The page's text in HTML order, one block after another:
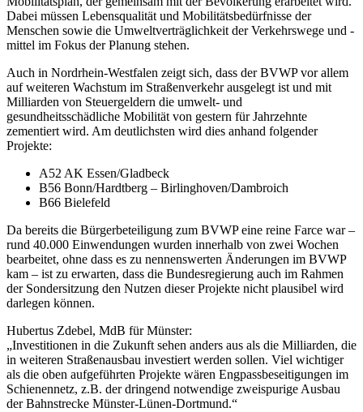
Dabei müssen Lebensqualität und Mobilitätsbedürfnisse der
Menschen sowie die Umweltverträglichkeit der Verkehrswege und -
mittel im Fokus der Planung stehen.
Auch in Nordrhein-Westfalen zeigt sich, dass der BVWP vor allem
auf weiteren Wachstum im Straßenverkehr ausgelegt ist und mit
Milliarden von Steuergeldern die umwelt- und
gesundheitsschädliche Mobilität von gestern für Jahrzehnte
zementiert wird. Am deutlichsten wird dies anhand folgender
Projekte:
A52 AK Essen/Gladbeck
B56 Bonn/Hardtberg – Birlinghoven/Dambroich
B66 Bielefeld
Da bereits die Bürgerbeteiligung zum BVWP eine reine Farce war –
rund 40.000 Einwendungen wurden innerhalb von zwei Wochen
bearbeitet, ohne dass es zu nennenswerten Änderungen im BVWP
kam – ist zu erwarten, dass die Bundesregierung auch im Rahmen
der Sondersitzung den Nutzen dieser Projekte nicht plausibel wird
darlegen können.
Hubertus Zdebel, MdB für Münster:
„Investitionen in die Zukunft sehen anders aus als die Milliarden, die
in weiteren Straßenausbau investiert werden sollen. Viel wichtiger
als die oben aufgeführten Projekte wären Engpassbeseitigungen im
Schienennetz, z.B. der dringend notwendige zweispurige Ausbau
der Bahnstrecke Münster-Lünen-Dortmund.“